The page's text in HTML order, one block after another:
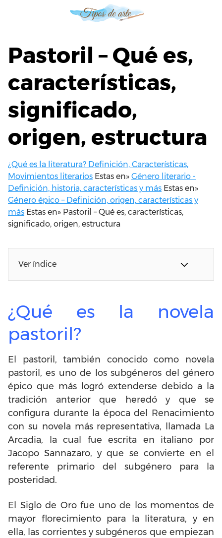
Pastoril – Qué es,
características,
significado,
origen, estructura
¿Qué es la literatura? Definición, Características,
Movimientos literarios Estas en» Género literario -
Definición, historia, características y más Estas en»
Género épico – Definición, origen, características y
más Estas en» Pastoril – Qué es, características,
significado, origen, estructura
Ver índice
¿Qué es la novela
pastoril?
El pastoril, también conocido como novela
pastoril, es uno de los subgéneros del género
épico que más logró extenderse debido a la
tradición anterior que heredó y que se
configura durante la época del Renacimiento
con su novela más representativa, llamada La
Arcadia, la cual fue escrita en italiano por
Jacopo Sannazaro, y que se convierte en el
referente primario del subgénero para la
posteridad.
El Siglo de Oro fue uno de los momentos de
mayor florecimiento para la literatura, y en
ella, las corrientes y subgéneros que empiezan